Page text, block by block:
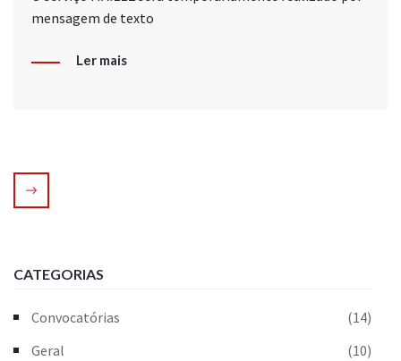
mensagem de texto
Ler mais
CATEGORIAS
Convocatórias
(14)
Geral
(10)